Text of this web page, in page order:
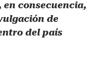
en consecuencia,
de
del país